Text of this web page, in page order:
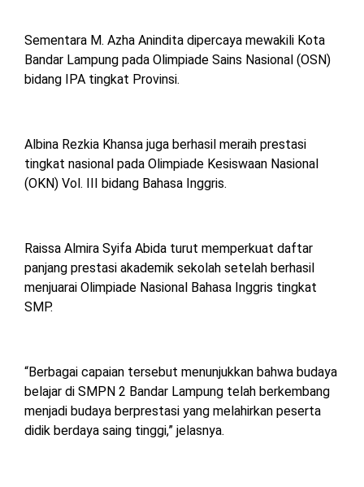
Sementara M. Azha Anindita dipercaya mewakili Kota
Bandar Lampung pada Olimpiade Sains Nasional (OSN)
bidang IPA tingkat Provinsi.
Albina Rezkia Khansa juga berhasil meraih prestasi
tingkat nasional pada Olimpiade Kesiswaan Nasional
(OKN) Vol. III bidang Bahasa Inggris.
Raissa Almira Syifa Abida turut memperkuat daftar
panjang prestasi akademik sekolah setelah berhasil
menjuarai Olimpiade Nasional Bahasa Inggris tingkat
SMP.
“Berbagai capaian tersebut menunjukkan bahwa budaya
belajar di SMPN 2 Bandar Lampung telah berkembang
menjadi budaya berprestasi yang melahirkan peserta
didik berdaya saing tinggi,” jelasnya.